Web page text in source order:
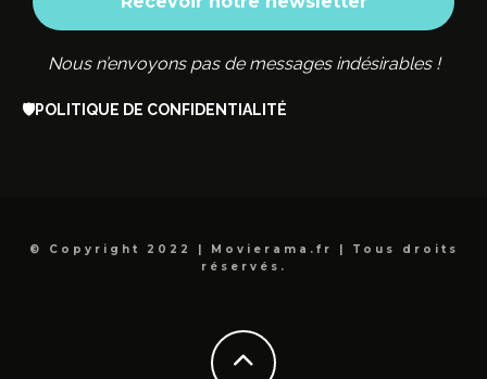
Nous n’envoyons pas de messages indésirables !
🛡️POLITIQUE DE CONFIDENTIALITÉ
© Copyright 2022 | Movierama.fr | Tous droits
réservés.